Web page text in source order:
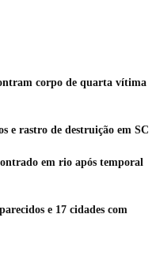
corpo de quarta vítima
e rastro de destruição em SC
em rio após temporal
e 17 cidades com